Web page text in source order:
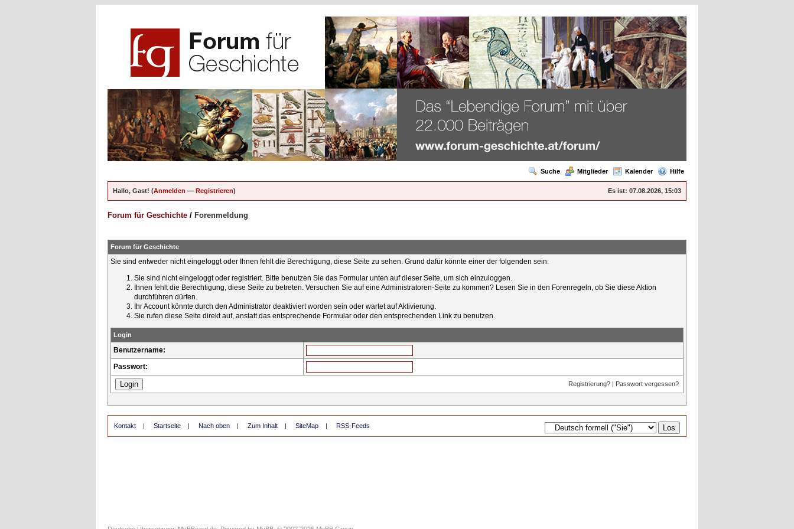
Suche Mitglieder Kalender Hilfe
Es ist: 07.08.2026, 15:03
Hallo, Gast! (Anmelden — Registrieren)
Forum für Geschichte / Forenmeldung
Forum für Geschichte
Sie sind entweder nicht eingeloggt oder Ihnen fehlt die Berechtigung, diese Seite zu sehen. Grund dafür könnte einer der folgenden sein:
Sie sind nicht eingeloggt oder registriert. Bitte benutzen Sie das Formular unten auf dieser Seite, um sich einzuloggen.
Ihnen fehlt die Berechtigung, diese Seite zu betreten. Versuchen Sie auf eine Administratoren-Seite zu kommen? Lesen Sie in den Forenregeln, ob Sie diese Aktion
durchführen dürfen.
Ihr Account könnte durch den Administrator deaktiviert worden sein oder wartet auf Aktivierung.
Sie rufen diese Seite direkt auf, anstatt das entsprechende Formular oder den entsprechenden Link zu benutzen.
Login
Benutzername:
Passwort:
Registrierung? | Passwort vergessen?
Kontakt | Startseite | Nach oben | Zum Inhalt | SiteMap | RSS-Feeds